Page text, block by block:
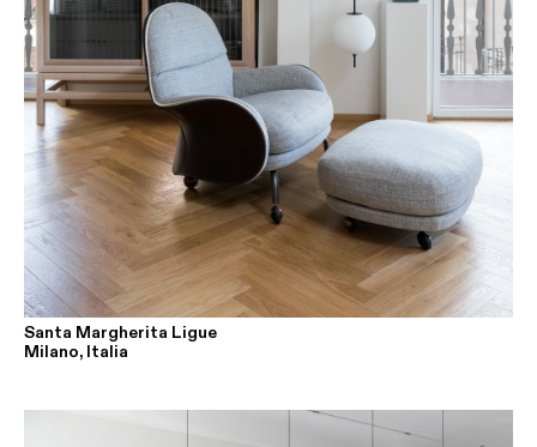
Santa Margherita Ligue
Milano, Italia